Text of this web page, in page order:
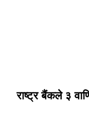
राष्ट्र बैंकले ३